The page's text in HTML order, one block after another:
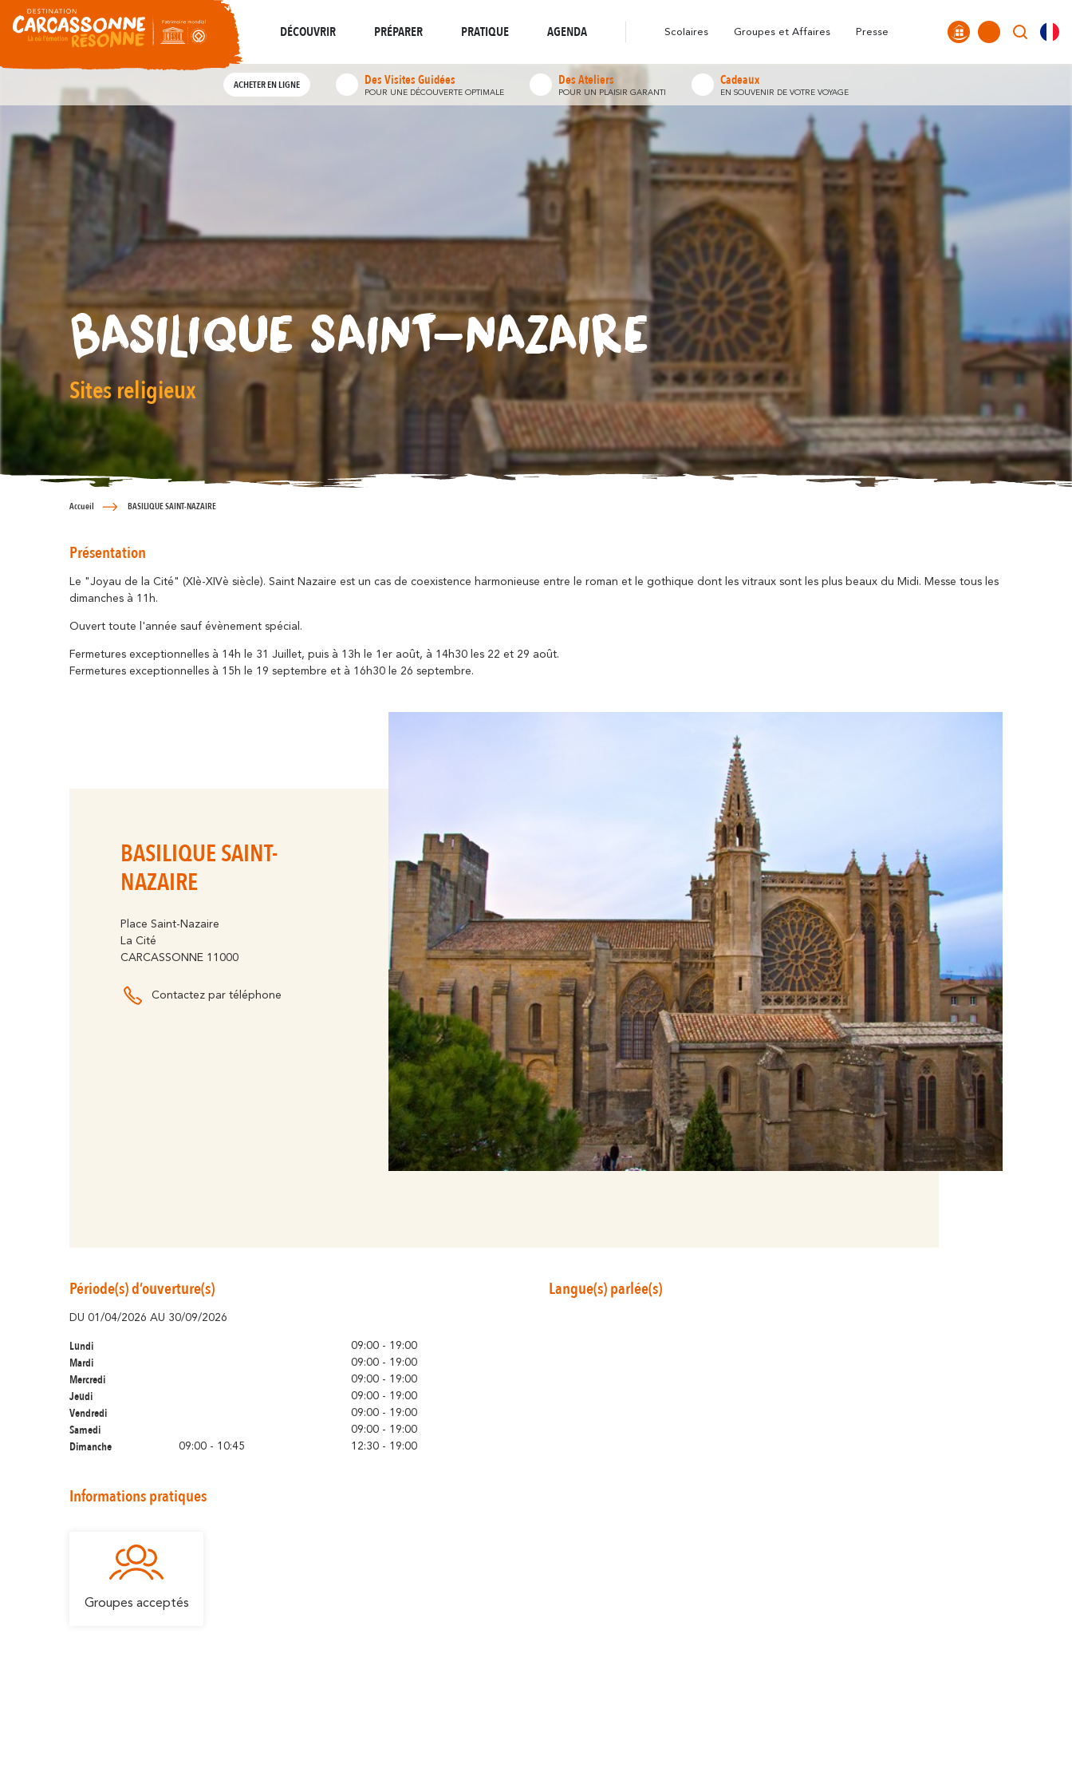
DÉCOUVRIR
Là où l’histoire résonne
PRÉPARER
Toutes les visites Toutes les randonnées Carte Interactive
PRATIQUE
Nos Bureaux
AGENDA
Scolaires Groupes et Affaires Presse
ACHETER EN LIGNE Des Visites Guidées
POUR UNE DÉCOUVERTE OPTIMALE
Des Ateliers
POUR UN PLAISIR GARANTI
Cadeaux
EN SOUVENIR DE VOTRE VOYAGE
BASILIQUE SAINT-NAZAIRE
Sites religieux
Accueil BASILIQUE SAINT-NAZAIRE
Présentation
Le "Joyau de la Cité" (XIè-XIVè siècle). Saint Nazaire est un cas de coexistence harmonieuse entre le roman et le gothique dont les vitraux sont les plus beaux du Midi. Messe tous les
dimanches à 11h.
Ouvert toute l'année sauf évènement spécial.
Fermetures exceptionnelles à 14h le 31 Juillet, puis à 13h le 1er août, à 14h30 les 22 et 29 août.
Fermetures exceptionnelles à 15h le 19 septembre et à 16h30 le 26 septembre.
BASILIQUE SAINT-
NAZAIRE
Place Saint-Nazaire
La Cité
CARCASSONNE 11000
Contactez par téléphone
Période(s) d’ouverture(s)
DU 01/04/2026 AU 30/09/2026
Lundi 09:00 - 19:00
Mardi 09:00 - 19:00
Mercredi 09:00 - 19:00
Jeudi 09:00 - 19:00
Vendredi 09:00 - 19:00
Samedi 09:00 - 19:00
Dimanche 09:00 - 10:45 12:30 - 19:00
Langue(s) parlée(s)
Informations pratiques
Groupes acceptés